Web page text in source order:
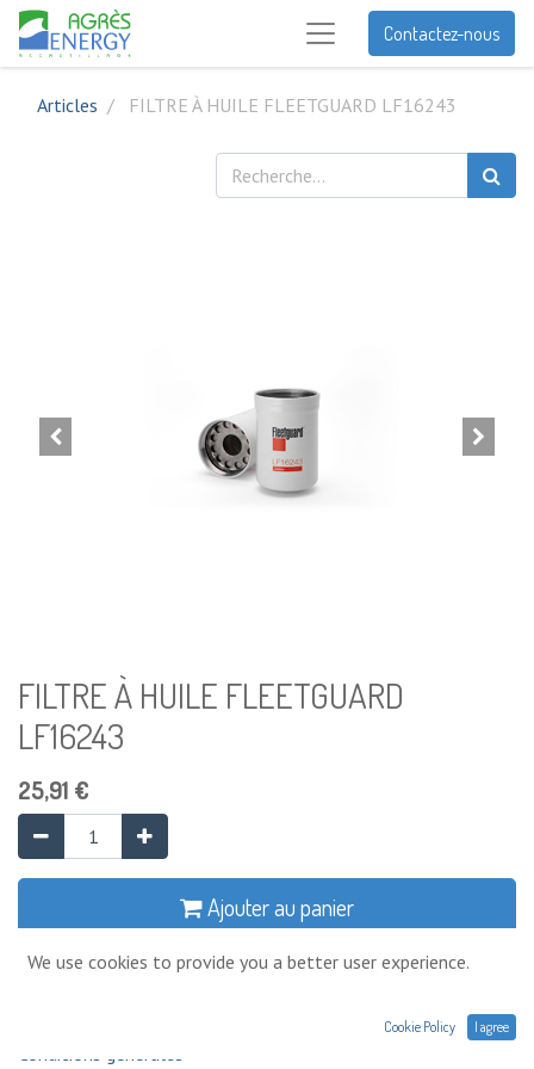
Contactez-nous
Articles FILTRE À HUILE FLEETGUARD LF16243
FILTRE À HUILE FLEETGUARD
LF16243
25,91 €
Ajouter au panier
Ajouter à la liste de souhaits
Conditions générales
We use cookies to provide you a better user experience.
Cookie Policy I agree